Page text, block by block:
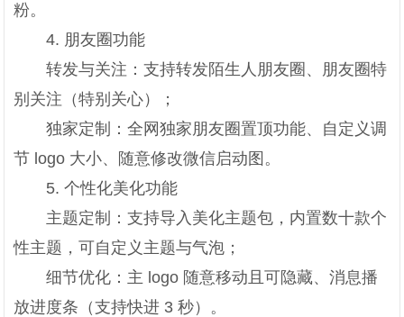
粉。
4. 朋友圈功能
转发与关注：支持转发陌生人朋友圈、朋友圈特
别关注（特别关心）；
独家定制：全网独家朋友圈置顶功能、自定义调
节 logo 大小、随意修改微信启动图。
5. 个性化美化功能
主题定制：支持导入美化主题包，内置数十款个
性主题，可自定义主题与气泡；
细节优化：主 logo 随意移动且可隐藏、消息播
放进度条（支持快进 3 秒）。